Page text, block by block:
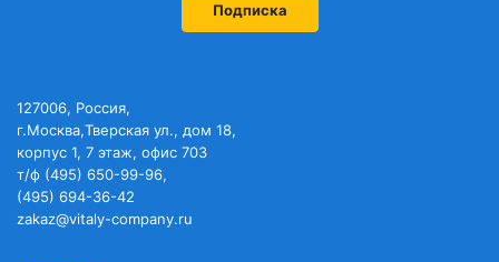
Подписка
127006, Россия,
г.Москва,Тверская ул., дом 18,
корпус 1, 7 этаж, офис 703
т/ф (495) 650-99-96,
(495) 694-36-42
zakaz@vitaly-company.ru